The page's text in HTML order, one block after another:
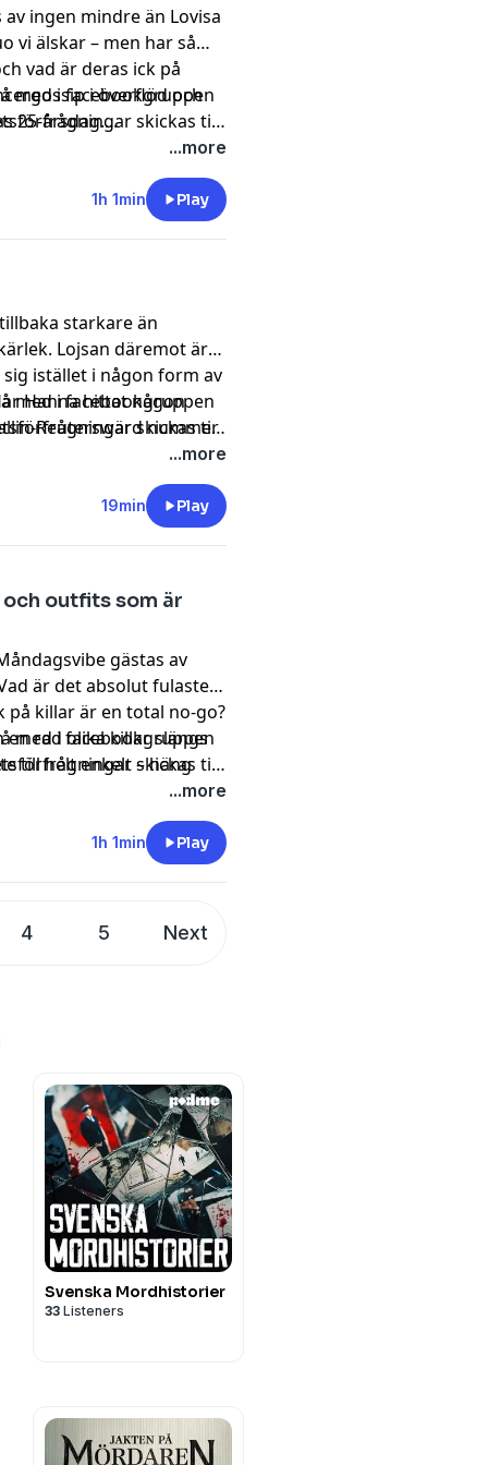
ingen mindre än Lovisa
vi älskar – men har så
vad är deras ick på
i överflöd och
25-årsdag....
med i facebookgruppen
skickas till
...more
1h 1min Play
starkare än
Lojsan däremot är
istället i någon form av
Hanna hittat någon
Reuterswärd nummer
med i facebookgruppen
skickas till
...more
19min Play
outfits som är
gästas av
är det absolut fulaste
på killar är en total no-go?
en rad olika killar slängs
till helt enkelt – häng
med i facebookgruppen
skickas till
...more
1h 1min Play
4 5 Next
Svenska Mordhistorier
33 Listeners